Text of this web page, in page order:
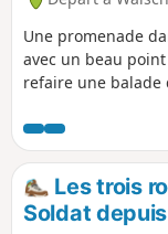
Une promenade
avec un beau
refaire une balade
de 1999 est
endroits,
un nouvel
45 ans en arrière
chemin originel.
Les trois
Soldat